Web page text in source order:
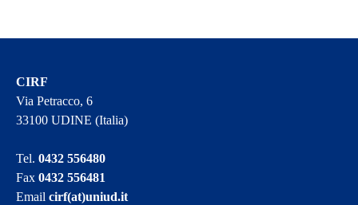
CIRF
Via Petracco, 6
33100 UDINE (Italia)
Tel.0432 556480
Fax0432 556481
Emailcirf(at)uniud.it